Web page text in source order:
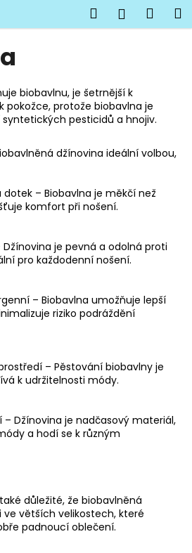
Hledat
biobavlnu, je šetrnější k
pokožce, protože biobavlna je
pesticidů a hnojiv.
džínovina ideální volbou,
dotek – Biobavlna je měkčí než
komfort při nošení.
je pevná a odolná proti
pro každodenní nošení.
– Biobavlna umožňuje lepší
riziko podráždění
– Pěstování biobavlny je
k udržitelnosti módy.
– Džínovina je nadčasový materiál,
a hodí se k různým
důležité, že biobavlněná
ve větších velikostech, které
padnoucí oblečení.